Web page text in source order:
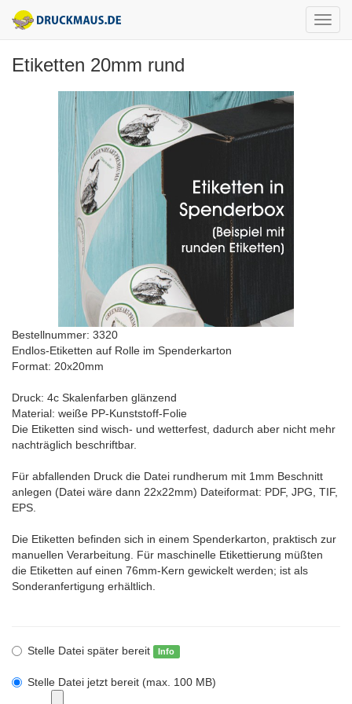
Etiketten 20mm rund
Bestellnummer: 3320
Endlos-Etiketten auf Rolle im Spenderkarton
Format: 20x20mm
Druck: 4c Skalenfarben glänzend
Material: weiße PP-Kunststoff-Folie
Die Etiketten sind wisch- und wetterfest, dadurch aber nicht mehr
nachträglich beschriftbar.
Für abfallenden Druck die Datei rundherum mit 1mm Beschnitt
anlegen (Datei wäre dann 22x22mm) Dateiformat: PDF, JPG, TIF,
EPS.
Die Etiketten befinden sich in einem Spenderkarton, praktisch zur
manuellen Verarbeitung. Für maschinelle Etikettierung müßten
die Etiketten auf einen 76mm-Kern gewickelt werden; ist als
Sonderanfertigung erhältlich.
Stelle Datei später bereit Info
Stelle Datei jetzt bereit (max. 100 MB)